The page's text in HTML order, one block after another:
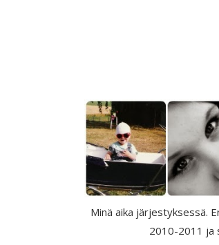
Minä aika järjestyksessä.
2010-2011 ja